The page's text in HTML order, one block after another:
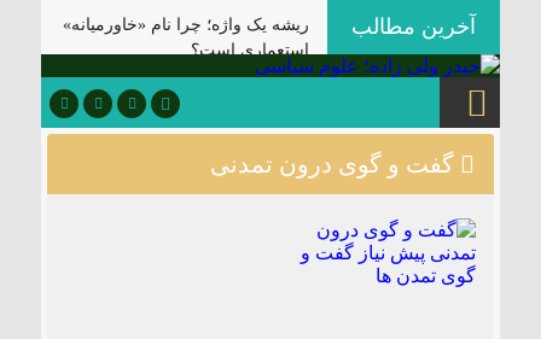
آخرین مطالب
ریشه یک واژه؛ چرا نام «خاورمیانه»
استعماری است؟
کارکرد رضا پهلوی برای واشنگتن و
تل‌آویو؛ «آلترناتیو» یا «ابزار آشوب»؟
چگونه فاتحان نام کشورهای امروز را
متحده
گفت و گوی درون تمدنی